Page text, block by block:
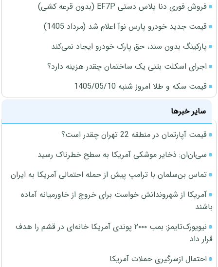
فروش فوری دنا پلاس دستی EF7P (بدون قرعه کشی)
قیمت جدید خودرو پارس نوآ اعلام شد (مرداد 1405)
پارکینگ بدون سند، حق پارک خودرو ایجاد نمی‌کند
اجرای اسکلت بتنی یک ساختمان چقدر هزینه دارد؟
قیمت سکه و طلا امروز شنبه 1405/05/10
سایر خبرها
قیمت آپارتمان در منطقه 22 تهران چقدر است؟
سی‌ان‌ان: ذخایر موشکی آمریکا به سطح خطرناک رسید
تماس بن‌سلمان با ترامپ پیش از حمله احتمالی آمریکا به ایران
آمریکا از شهروندانش خواست برای خروج از خاورمیانه آماده
باشند
نیویورک‌تایمز: بمب ۲۰۰۰ پوندی آمریکا خانه‌ای در قشم را هدف
قرار داد
احتمال ازسرگیری حملات آمریکا